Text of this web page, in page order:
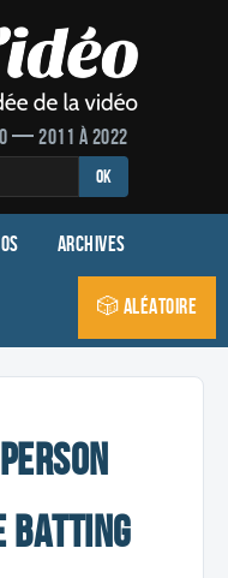
— 2011 à 2022
OK
Archives
🎲 Aléatoire
Batting